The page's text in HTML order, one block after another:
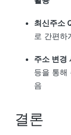
최신주소
로 간편하
주소 변경
등을 통해
음
결론